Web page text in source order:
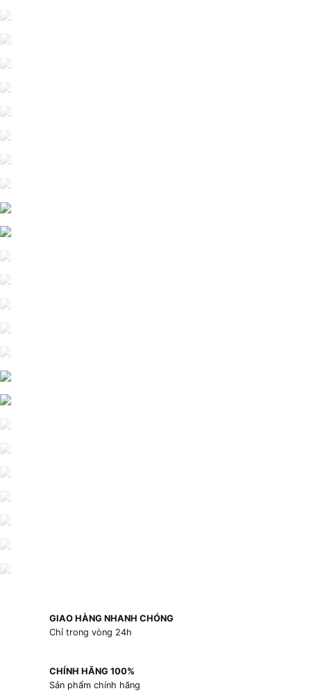
GIAO HÀNG NHANH CHÓNG
Chỉ trong vòng 24h
CHÍNH HÃNG 100%
Sản phẩm chính hãng